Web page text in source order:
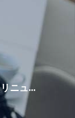
ニュ...